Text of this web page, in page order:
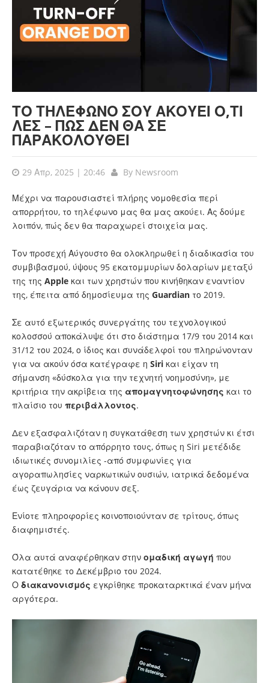
ΤΟ ΤΗΛΕΦΩΝΟ ΣΟΥ ΑΚΟΥΕΙ Ο,ΤΙ
ΛΕΣ – ΠΩΣ ΔΕΝ ΘΑ ΣΕ
ΠΑΡΑΚΟΛΟΥΘΕΙ
29 Απρ, 2025 | 20:46 By Newsroom
Μέχρι να παρουσιαστεί πλήρης νομοθεσία περί
απορρήτου, το τηλέφωνο μας θα μας ακούει. Ας δούμε
λοιπόν, πώς δεν θα παραχωρεί στοιχεία μας.
Τον προσεχή Αύγουστο θα ολοκληρωθεί η διαδικασία του
συμβιβασμού, ύψους 95 εκατομμυρίων δολαρίων μεταξύ
της της Apple και των χρηστών που κινήθηκαν εναντίον
της, έπειτα από δημοσίευμα της Guardian το 2019.
Σε αυτό εξωτερικός συνεργάτης του τεχνολογικού
κολοσσού αποκάλυψε ότι στο διάστημα 17/9 του 2014 και
31/12 του 2024, ο ίδιος και συνάδελφοί του πληρώνονταν
για να ακούν όσα κατέγραφε η Siri και είχαν τη
σήμανση «δύσκολα για την τεχνητή νοημοσύνη», με
κριτήρια την ακρίβεια της απομαγνητοφώνησης και το
πλαίσιο του περιβάλλοντος.
Δεν εξασφαλιζόταν η συγκατάθεση των χρηστών κι έτσι
παραβιαζόταν το απόρρητο τους, όπως η Siri μετέδιδε
ιδιωτικές συνομιλίες -από συμφωνίες για
αγοραπωλησίες ναρκωτικών ουσιών, ιατρικά δεδομένα
έως ζευγάρια να κάνουν σεξ.
Ενίοτε πληροφορίες κοινοποιούνταν σε τρίτους, όπως
διαφημιστές.
Όλα αυτά αναφέρθηκαν στην ομαδική αγωγή που
κατατέθηκε το Δεκέμβριο του 2024.
Ο διακανονισμός εγκρίθηκε προκαταρκτικά έναν μήνα
αργότερα.